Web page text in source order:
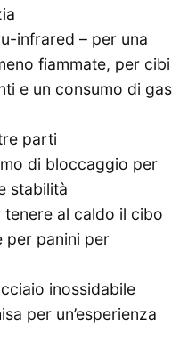
infrared – per una
fiammate, per cibi
e un consumo di gas
parti
di bloccaggio per
stabilità
al caldo il cibo
per panini per
inossidabile
per un’esperienza